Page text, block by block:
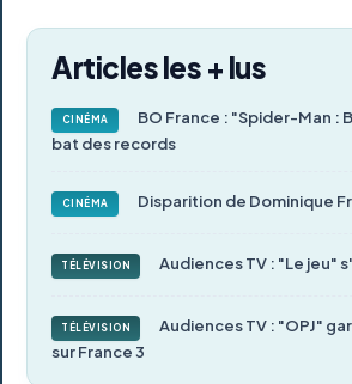
Articles les + lus
CINÉMA
BO France : "Spider-Man :
bat des records
CINÉMA Disparition de Dominique
TÉLÉVISION Audiences TV : "Le jeu"
TÉLÉVISION
Audiences TV : "OPJ"
sur France 3